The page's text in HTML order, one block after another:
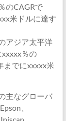
のCAGRで
米ドルに達す
アジア太平洋
％の
までにxxxxx米
主なグローバ
、